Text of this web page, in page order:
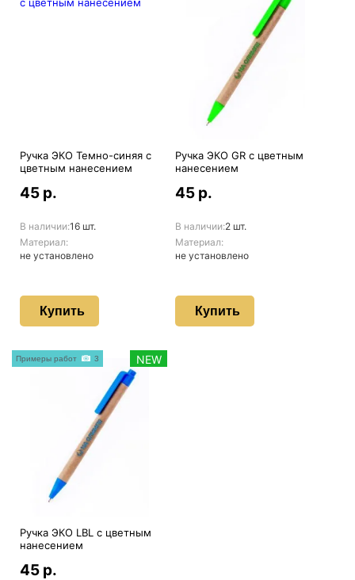
Ручка ЭКО Темно-синяя с
цветным нанесением
45 р.
В наличии:16 шт.
Материал:
не установлено
Купить
Ручка ЭКО GR с цветным
нанесением
45 р.
В наличии:2 шт.
Материал:
не установлено
Купить
Ручка ЭКО LBL с цветным
нанесением
45 р.
NEW
Примеры работ 3